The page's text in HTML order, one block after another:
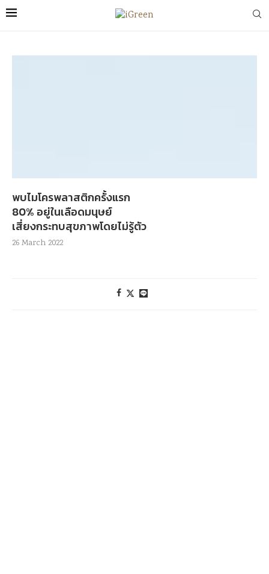
พบไมโครพลาสติกครั้งแรก
80% อยู่ในเลือดมนุษย์
เสี่ยงกระทบสุขภาพโดยไม่รู้ตัว
26 March 2022